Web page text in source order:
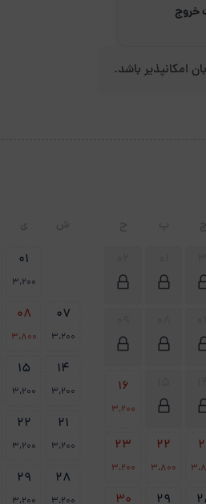
خروج
امکانپذیر باشد.
چ پ ج
16
3،200
22
3،800
23
3،200
ش ی
01
3،200
07
3،200
08
3،800
14
3،200
15
3،200
21
3،200
22
3،200
28
29